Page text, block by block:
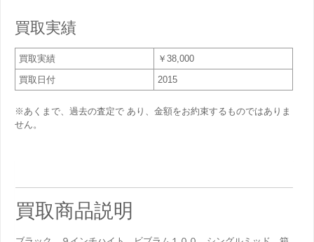
買取実績
買取実績
￥38,000
買取日付
2015
※あくまで、過去の査定で あり、金額をお約束するものではありま
せん。
買取商品説明